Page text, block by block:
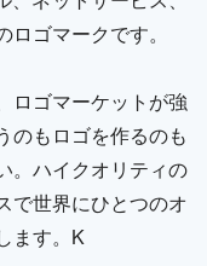
ゴマークです。
ロゴマーケットが強
のもロゴを作るのも
。ハイクオリティの
で世界にひとつのオ
ます。K